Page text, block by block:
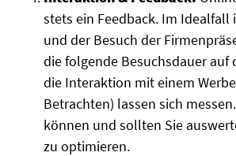
stets ein Feedback. Im Idealfall
und der Besuch der
die folgende Besuchsdauer auf
die Interaktion mit einem
Betrachten) lassen sich
können und sollten Sie
zu optimieren.